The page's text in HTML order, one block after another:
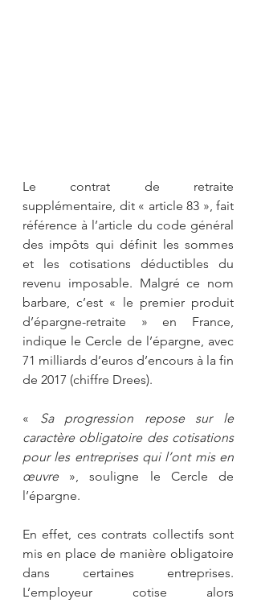
Le contrat de retraite
supplémentaire, dit « article 83 », fait
référence à l’article du code général
des impôts qui définit les sommes
et les cotisations déductibles du
revenu imposable. Malgré ce nom
barbare, c’est « le premier produit
d’épargne-retraite » en France,
indique le Cercle de l’épargne, avec
71 milliards d’euros d’encours à la fin
de 2017 (chiffre Drees).
« Sa progression repose sur le
caractère obligatoire des cotisations
pour les entreprises qui l’ont mis en
œuvre », souligne le Cercle de
l’épargne.
En effet, ces contrats collectifs sont
mis en place de manière obligatoire
dans certaines entreprises.
L’employeur cotise alors